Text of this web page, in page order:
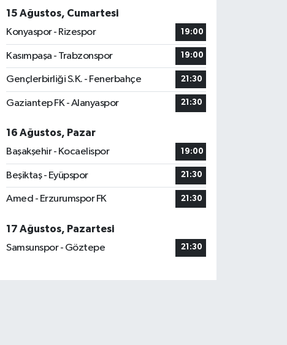
15 Ağustos, Cumartesi
Konyaspor - Rizespor
19:00
Kasımpaşa - Trabzonspor 19:00
Gençlerbirliği S.K. - Fenerbahçe 21:30
Gaziantep FK - Alanyaspor 21:30
16 Ağustos, Pazar
Başakşehir - Kocaelispor
19:00
Beşiktaş - Eyüpspor 21:30
Amed - Erzurumspor FK 21:30
17 Ağustos, Pazartesi
Samsunspor - Göztepe
21:30